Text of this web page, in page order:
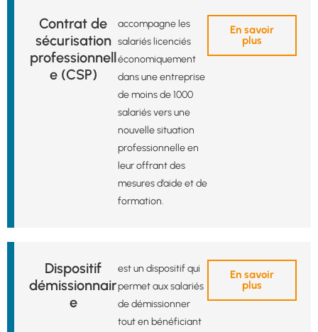
Contrat de
sécurisation
professionnell
e (CSP)
accompagne les
salariés licenciés
économiquement
dans une entreprise
de moins de 1000
salariés vers une
nouvelle situation
professionnelle en
leur offrant des
mesures d’aide et de
formation.
En savoir
plus
Dispositif
démissionnair
e
est un dispositif qui
permet aux salariés
de démissionner
tout en bénéficiant
En savoir
plus